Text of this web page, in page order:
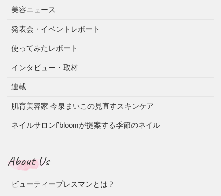
美容ニュース
発表会・イベントレポート
使ってみたレポート
インタビュー・取材
連載
肌育美容家 今泉まいこの見直すスキンケア
ネイルサロンf’bloomが提案する季節のネイル
About Us
ビューティープレスマンとは？